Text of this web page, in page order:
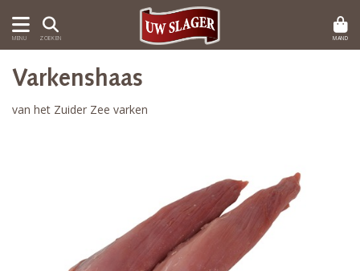
MENU ZOEKEN MAND
Varkenshaas
van het Zuider Zee varken